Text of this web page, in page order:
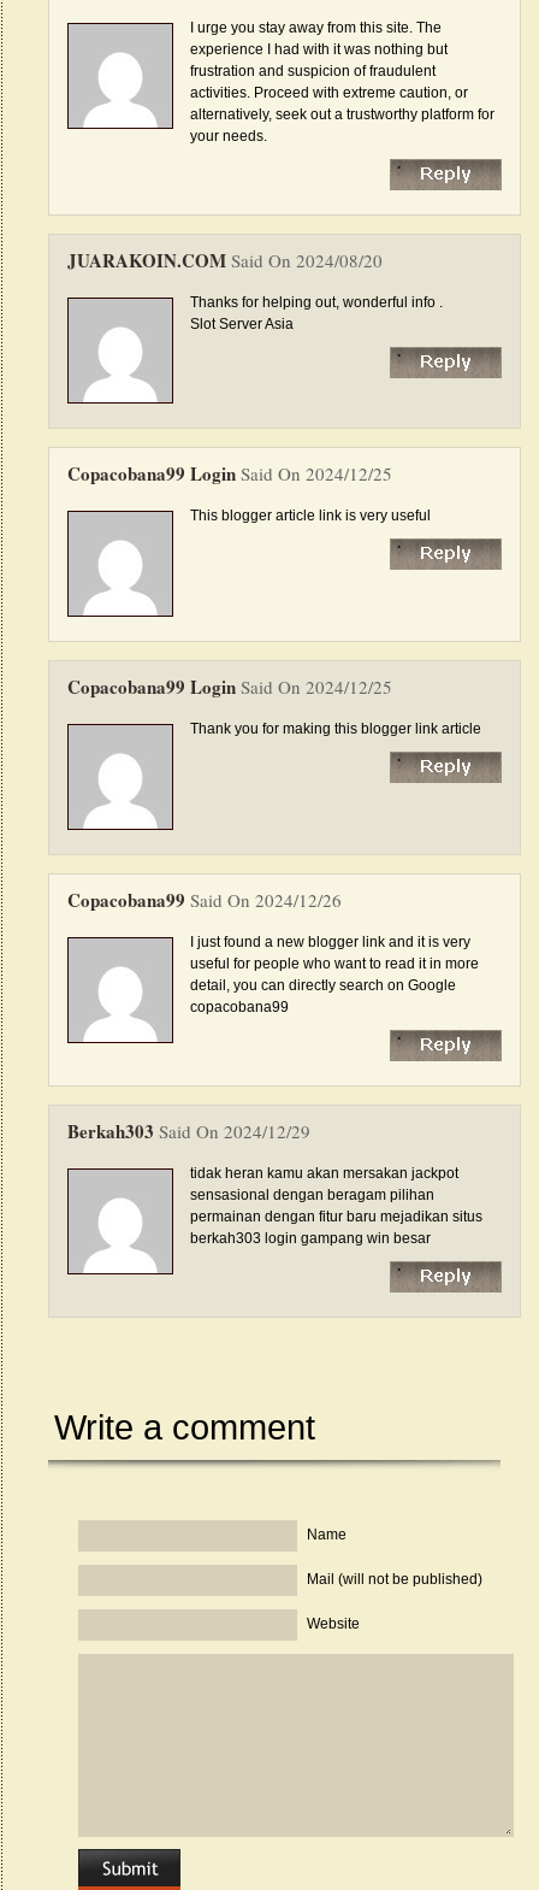
I urge you stay away from this site. The
experience I had with it was nothing but
frustration and suspicion of fraudulent
activities. Proceed with extreme caution, or
alternatively, seek out a trustworthy platform for
your needs.
JUARAKOIN.COM Said On 2024/08/20
Thanks for helping out, wonderful info .
Slot Server Asia
Copacobana99 Login Said On 2024/12/25
This blogger article link is very useful
Copacobana99 Login Said On 2024/12/25
Thank you for making this blogger link article
Copacobana99 Said On 2024/12/26
I just found a new blogger link and it is very
useful for people who want to read it in more
detail, you can directly search on Google
copacobana99
Berkah303 Said On 2024/12/29
tidak heran kamu akan mersakan jackpot
sensasional dengan beragam pilihan
permainan dengan fitur baru mejadikan situs
berkah303 login gampang win besar
Write a comment
Name
Mail (will not be published)
Website